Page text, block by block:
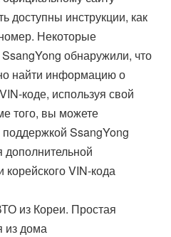
доступны инструкции, как
Некоторые
обнаружили, что
найти информацию о
коде, используя свой
того, вы можете
поддержкой SsangYong
VIN-кода
из Кореи. Простая
из дома